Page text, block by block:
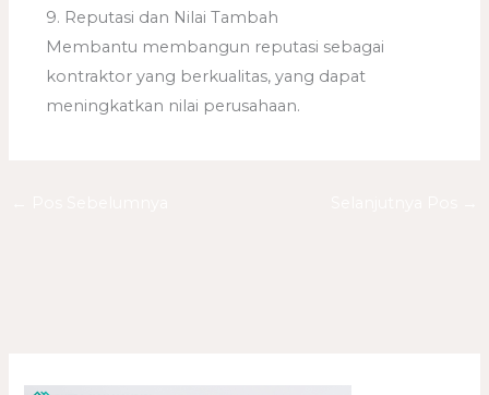
9. Reputasi dan Nilai Tambah
Membantu membangun reputasi sebagai
kontraktor yang berkualitas, yang dapat
meningkatkan nilai perusahaan.